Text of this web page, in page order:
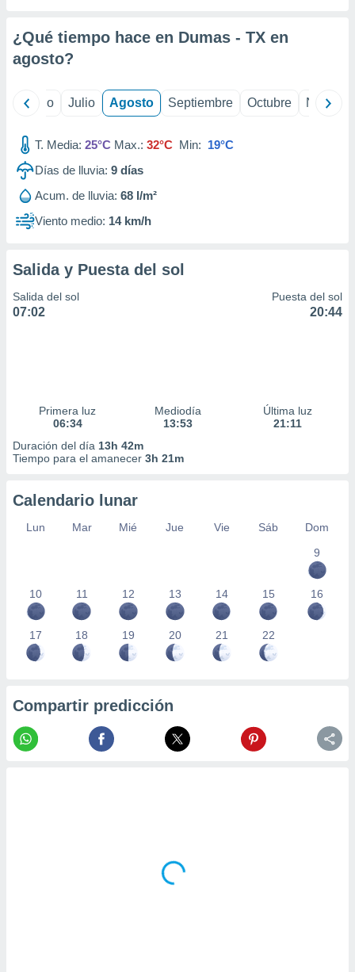
e
mediante
publicidad
publicidad
de
1199
¿Qué tiempo hace en Dumas - TX en
agosto?
Junio Julio Agosto Septiembre Octubre
T. Media: 25°C Max.: 32°C Min: 19°C
Días de lluvia: 9 días
Acum. de lluvia: 68 l/m²
Viento medio: 14 km/h
Salida y Puesta del sol
Salida del sol
07:02
Puesta del sol
20:44
Primera luz
06:34
Mediodía
13:53
Última luz
21:11
Duración del día 13h 42m
Tiempo para el amanecer 3h 21m
Calendario lunar
Lun Mar Mié Jue Vie Sáb
Dom
9
10 11 12 13 14 15 16
17 18 19 20 21 22
Compartir predicción